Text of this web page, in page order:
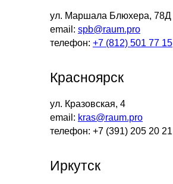
ул. Кразовская, 4
email: kras@raum.pro
телефон: +7 (391) 205 20 21
Красноярск
Иркутск
ул. Маршала Блюхера, 78Д
email: spb@raum.pro
телефон: +7 (812) 501 77 15